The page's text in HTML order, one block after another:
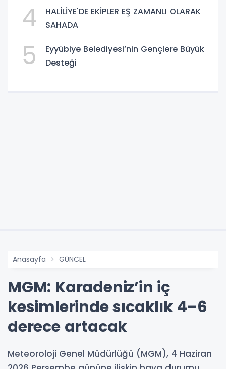
4
HALİLİYE'DE EKİPLER EŞ ZAMANLI OLARAK
SAHADA
5
Eyyübiye Belediyesi’nin Gençlere Büyük
Desteği
Anasayfa GÜNCEL
MGM: Karadeniz’in iç
kesimlerinde sıcaklık 4–6
derece artacak
Meteoroloji Genel Müdürlüğü (MGM), 4 Haziran